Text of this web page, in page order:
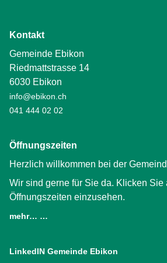
Kontakt
Gemeinde Ebikon
Riedmattstrasse 14
6030 Ebikon
info@ebikon.ch
041 444 02 02
Öffnungszeiten
Herzlich willkommen bei der
Wir sind gerne für Sie da. Klicken Sie
Öffnungszeiten einzusehen.
mehr… …
LinkedIN Gemeinde Ebikon